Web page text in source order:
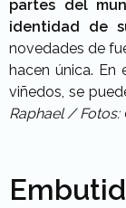
partes del
identidad de
novedades de
hacen única. En
viñedos, se
Raphael / Fotos: